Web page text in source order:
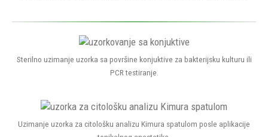
Sterilno uzimanje uzorka sa površine konjuktive za bakterijsku kulturu ili
PCR testiranje.
Uzimanje uzorka za citološku analizu Kimura spatulom posle aplikacije